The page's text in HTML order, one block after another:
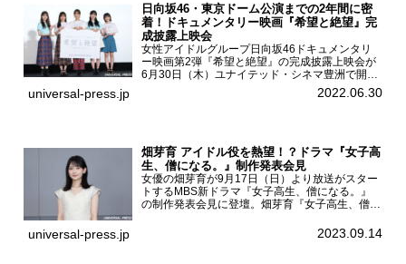
日向坂46・東京ドーム公演までの2年間に密
着！ドキュメンタリー映画『希望と絶望』完
成披露上映会
女性アイドルグループ日向坂46ドキュメンタリ
ー映画第2弾『希望と絶望』の完成披露上映会が
6月30日（木）ユナイテッド・シネマ豊洲で開催
され、日向坂46メンバーの加藤史帆、齊藤京
子、佐々木久美、富田鈴花、松田好花の5人が登
universal-press.jp 2022.06.30
畑芽育 アイドル役を熱望！？ドラマ『女子高
生、僧になる。』制作発表会見
女優の畑芽育が9月17日（日）より放送がスター
トするMBS新ドラマ『女子高生、僧になる。』
の制作発表会見に登壇。畑芽育『女子高生、僧に
ーについて「下白石麦は頭にビックリマークと、
universal-press.jp 2023.09.14